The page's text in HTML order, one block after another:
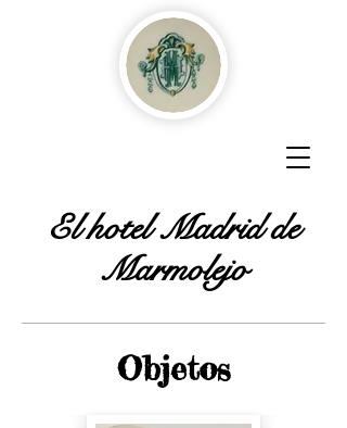
El hotel Madrid de
Marmolejo
Objetos